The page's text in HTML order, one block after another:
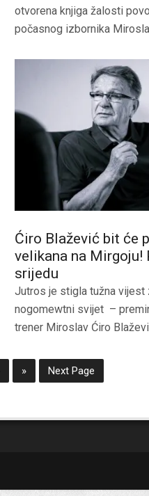
otvorena knjiga žalosti
počasnog izbornika
Ćiro Blažević bit će
velikana na Mirgoju!
srijedu
Jutros je stigla tužna vijest
nogomewtni svijet –
trener Miroslav Ćiro
» Next Page